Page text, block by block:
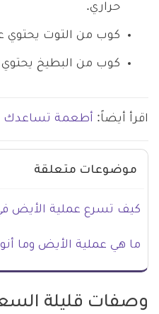
حراري.
كوب من التوت يحتوي على 84 سعر
كوب من البطيخ يحتوي على 46 سعر
اقرأ أيضاً: أطعمة تساعدك
موضوعات متعلقة
كيف تسرع عملية الأيض
ما هي عملية الأيض وما
وصفات قليلة